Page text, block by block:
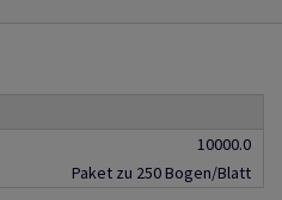
10000.0
Paket zu 250 Bogen/Blatt